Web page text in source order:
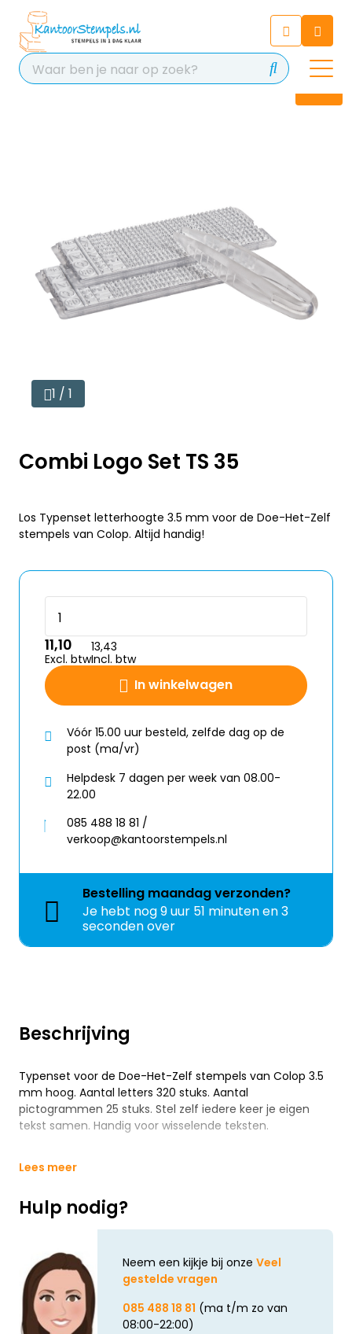
Chat 24/7 met onze chatbot
voor hulp
Contact
Beschrijving
Typenset voor de Doe-Het-Zelf stempels van Colop 3.5
mm hoog. Aantal letters 320 stuks. Aantal
pictogrammen 25 stuks. Stel zelf iedere keer je eigen
tekst samen. Handig voor wisselende teksten.
Lees meer
Hulp nodig?
Neem een kijkje bij onze Veel
gestelde vragen
085 488 18 81 (ma t/m zo van
08:00-22:00)
1 / 1
Combi Logo Set TS 35
Los Typenset letterhoogte 3.5 mm voor de Doe-Het-Zelf
stempels van Colop. Altijd handig!
In winkelwagen
11,10
Excl. btw
13,43
Incl. btw
Vóór 15.00 uur besteld, zelfde dag op de
post (ma/vr)
Helpdesk 7 dagen per week van 08.00-
22.00
085 488 18 81 /
verkoop@kantoorstempels.nl
Bestelling maandagverzonden?
Je hebt nog9 uur 51 minuten en 3
seconden over